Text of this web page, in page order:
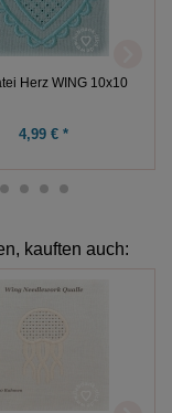
Herz WING 10x10
4,99 € *
kauften auch: